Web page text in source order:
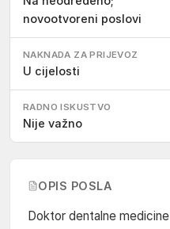
novootvoreni poslovi
NAKNADA ZA PRIJEVOZ
U cijelosti
RADNO ISKUSTVO
Nije važno
OPIS POSLA
Doktor dentalne medicine